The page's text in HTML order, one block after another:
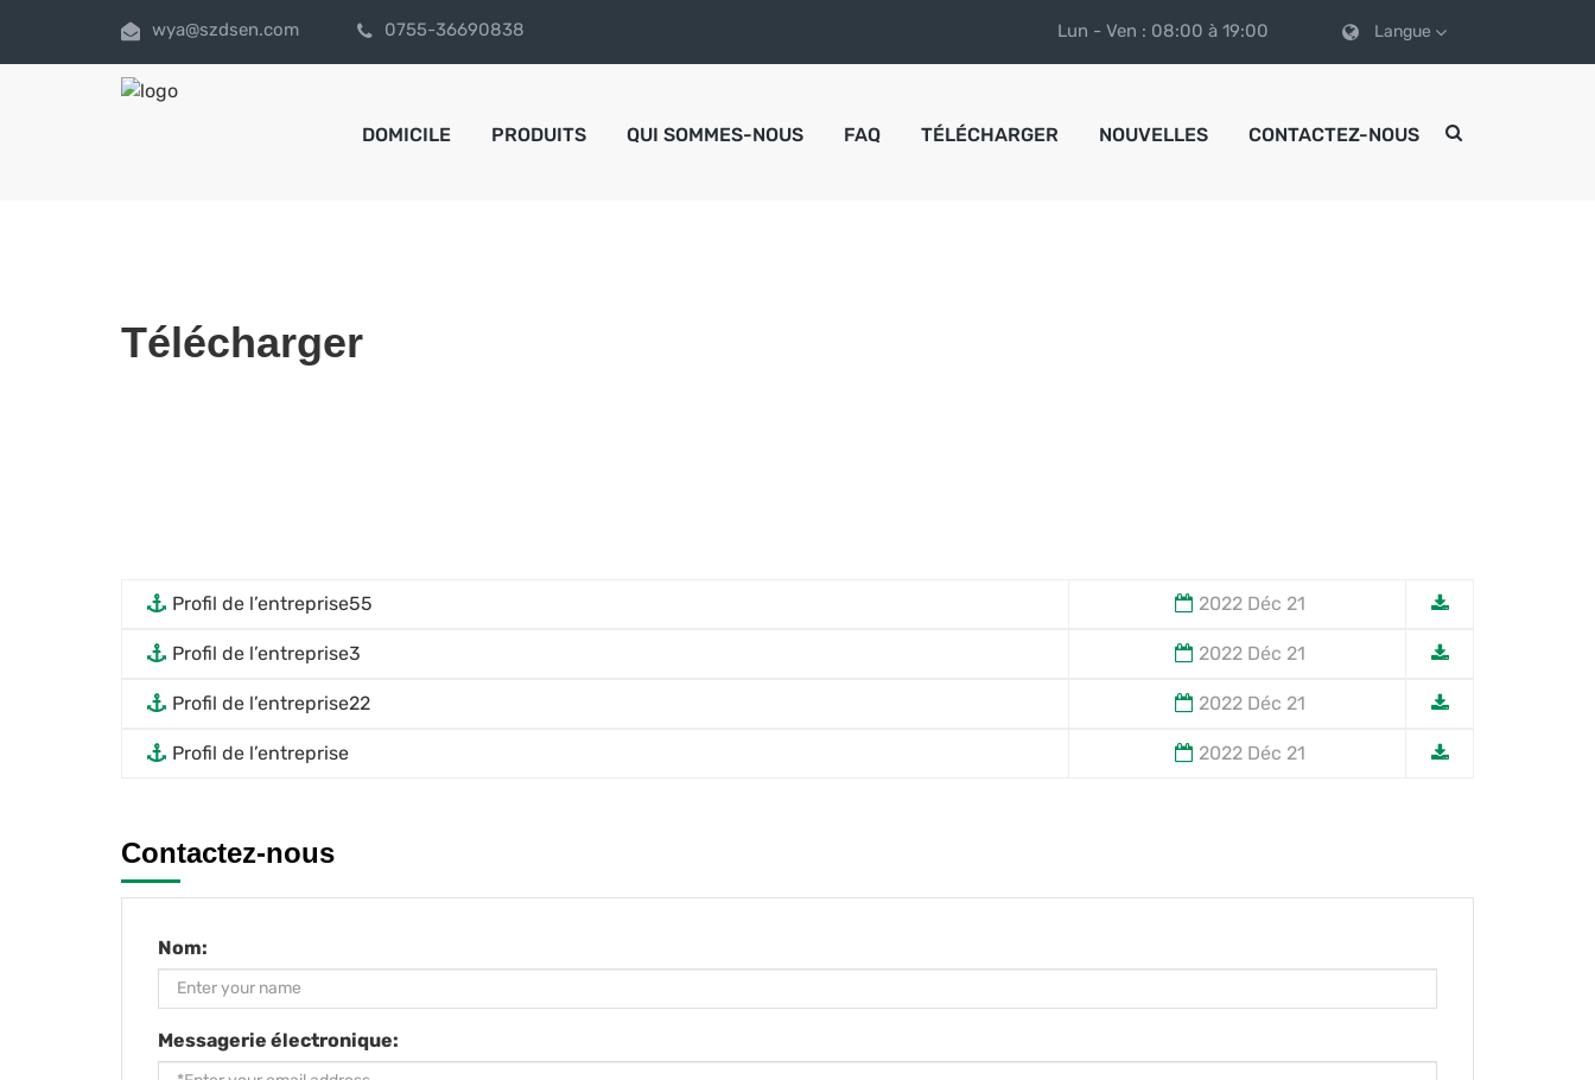
wya@szdsen.com 0755-36690838 Lun - Ven : 08:00 à 19:00 Langue
DOMICILE PRODUITS QUI SOMMES-NOUS FAQ TÉLÉCHARGER NOUVELLES CONTACTEZ-NOUS
Télécharger
Profil de l’entreprise55 2022 Déc 21
Profil de l’entreprise3 2022 Déc 21
Profil de l’entreprise22 2022 Déc 21
Profil de l’entreprise 2022 Déc 21
Contactez-nous
Nom:
Messagerie électronique: